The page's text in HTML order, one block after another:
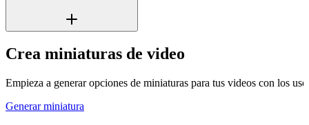
Crea miniaturas de video
Empieza a generar opciones de miniaturas para tus videos con los
Generar miniatura